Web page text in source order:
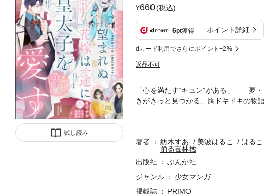
試し読み
660(税込)
6pt獲得 ポイント詳細
dカード利用でさらにポイント+2%
返品不可
「心を満たす“キュン”がある」――夢
きがきっと見つかる、胸ドキドキの物
（漫画：紡木すあ／原作：古池マヤ
ろから危険が迫ってきて…!?★『ドイ
ー」のお祭り♪★『私を殺そうとした
市場で買い物を済ませ、ひと段落…
った彼の恋が実り、嬉しいはずなの
ぱり推ししか勝たん』第7話（陽名ユ
著者 紡木すあ 美波はるこ はるこ
踊る毒林檎
出版社
ぶんか社
ジャンル
少女マンガ
掲載誌
PRIMO